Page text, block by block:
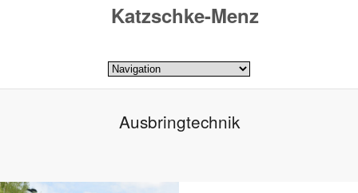
Katzschke-Menz
Ausbringtechnik